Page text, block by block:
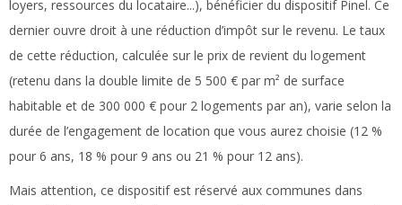
loyers, ressources du locataire...), bénéficier du dispositif Pinel. Ce
dernier ouvre droit à une réduction d’impôt sur le revenu. Le taux
de cette réduction, calculée sur le prix de revient du logement
(retenu dans la double limite de 5 500 € par m² de surface
habitable et de 300 000 € pour 2 logements par an), varie selon la
durée de l’engagement de location que vous aurez choisie (12 %
pour 6 ans, 18 % pour 9 ans ou 21 % pour 12 ans).
Mais attention, ce dispositif est réservé aux communes dans